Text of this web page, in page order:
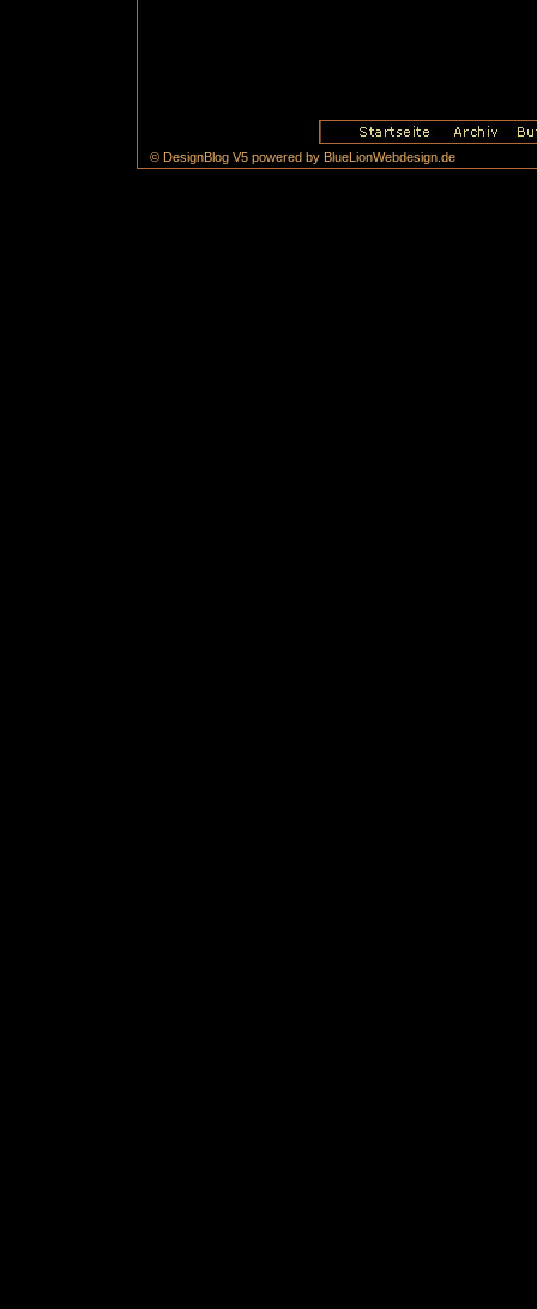
© DesignBlog V5 powered by BlueLionWebdesign.de